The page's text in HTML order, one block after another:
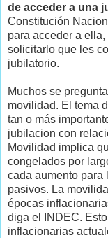
de acceder a una
Constitución
para acceder a
solicitarlo que les
jubilatorio.
Muchos se
movilidad. El tema
tan o más
jubilacion con
Movilidad implica
congelados por
cada aumento para
pasivos. La
épocas
diga el INDEC.
inflacionarias